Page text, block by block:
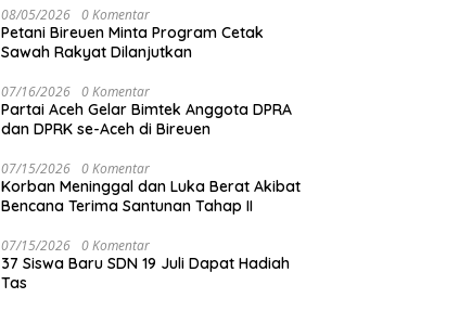
08/05/2026 0 Komentar
Petani Bireuen Minta Program Cetak
Sawah Rakyat Dilanjutkan
07/16/2026 0 Komentar
Partai Aceh Gelar Bimtek Anggota DPRA
dan DPRK se-Aceh di Bireuen
07/15/2026 0 Komentar
Korban Meninggal dan Luka Berat Akibat
Bencana Terima Santunan Tahap II
07/15/2026 0 Komentar
37 Siswa Baru SDN 19 Juli Dapat Hadiah
Tas